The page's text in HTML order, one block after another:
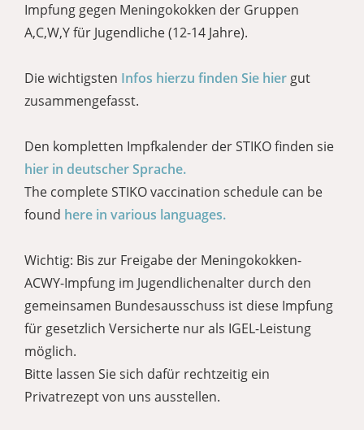
Impfung gegen Meningokokken der Gruppen
A,C,W,Y für Jugendliche (12-14 Jahre).
Die wichtigsten Infos hierzu finden Sie hier gut
zusammengefasst.
Den kompletten Impfkalender der STIKO finden sie
hier in deutscher Sprache.
The complete STIKO vaccination schedule can be
found here in various languages.
Wichtig: Bis zur Freigabe der Meningokokken-
ACWY-Impfung im Jugendlichenalter durch den
gemeinsamen Bundesausschuss ist diese Impfung
für gesetzlich Versicherte nur als IGEL-Leistung
möglich.
Bitte lassen Sie sich dafür rechtzeitig ein
Privatrezept von uns ausstellen.